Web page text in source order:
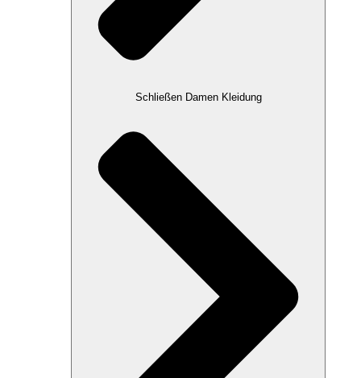
Schließen Damen Kleidung